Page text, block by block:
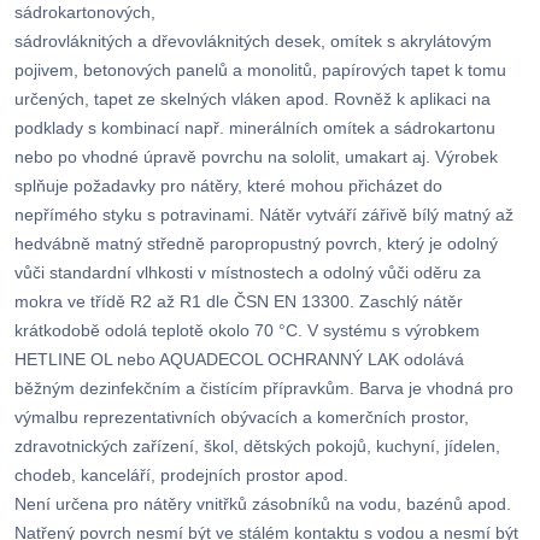
sádrokartonových,
sádrovláknitých a dřevovláknitých desek, omítek s akrylátovým
pojivem, betonových panelů a monolitů, papírových tapet k tomu
určených, tapet ze skelných vláken apod. Rovněž k aplikaci na
podklady s kombinací např. minerálních omítek a sádrokartonu
nebo po vhodné úpravě povrchu na sololit, umakart aj. Výrobek
splňuje požadavky pro nátěry, které mohou přicházet do
nepřímého styku s potravinami. Nátěr vytváří zářivě bílý matný až
hedvábně matný středně paropropustný povrch, který je odolný
vůči standardní vlhkosti v místnostech a odolný vůči oděru za
mokra ve třídě R2 až R1 dle ČSN EN 13300. Zaschlý nátěr
krátkodobě odolá teplotě okolo 70 °C. V systému s výrobkem
HETLINE OL nebo AQUADECOL OCHRANNÝ LAK odolává
běžným dezinfekčním a čistícím přípravkům. Barva je vhodná pro
výmalbu reprezentativních obývacích a komerčních prostor,
zdravotnických zařízení, škol, dětských pokojů, kuchyní, jídelen,
chodeb, kanceláří, prodejních prostor apod.
Není určena pro nátěry vnitřků zásobníků na vodu, bazénů apod.
Natřený povrch nesmí být ve stálém kontaktu s vodou a nesmí být